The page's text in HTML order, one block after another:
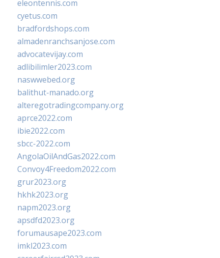
eleontennis.com
cyetus.com
bradfordshops.com
almadenranchsanjose.com
advocatevijay.com
adlibilimler2023.com
naswwebed.org
balithut-manado.org
alteregotradingcompany.org
aprce2022.com
ibie2022.com
sbcc-2022.com
AngolaOilAndGas2022.com
Convoy4Freedom2022.com
grur2023.org
hkhk2023.org
napm2023.org
apsdfd2023.org
forumausape2023.com
imkl2023.com